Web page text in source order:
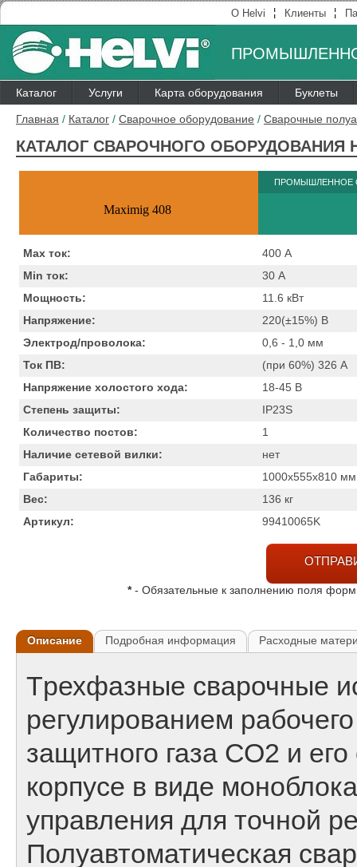
О Helvi ¦ Клиенты ¦
Каталог Услуги Карта оборудования Буклеты
Главная / Каталог / Сварочное оборудование / Сварочные
КАТАЛОГ СВАРОЧНОГО ОБОРУДОВАНИЯ
Maximig 408
ПРОМЫШЛЕННОЕ
Max ток: 400 А
Min ток:
30 А
Мощность:
11.6 кВт
Напряжение:
220(±15%) B
Электрод/проволока:
0,6 - 1,0 мм
Ток ПВ:
(при 60%) 326 А
Напряжение холостого хода:
18-45 В
Степень защиты:
IP23S
Количество постов:
1
Наличие сетевой вилки:
нет
Габариты:
1000x555x810 мм
Вес:
136 кг
Артикул:
99410065K
*- Обязательные к заполнению поля
Описание Подробная информация Расходные
Tрехфазные сварочные
регулированием
защитного газа СО2 и
корпусе в виде
управления для точной
Полуавтоматическая